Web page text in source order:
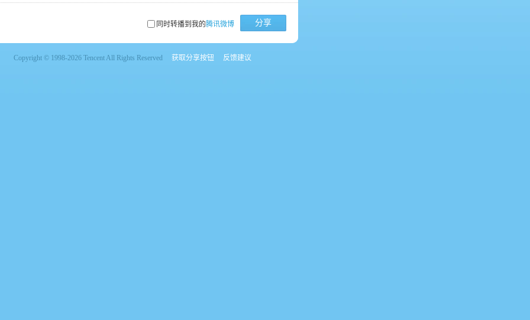
同时转播到我的腾讯微博 分享
Copyright © 1998-2026 Tencent All Rights Reserved 获取分享按钮 反馈建议